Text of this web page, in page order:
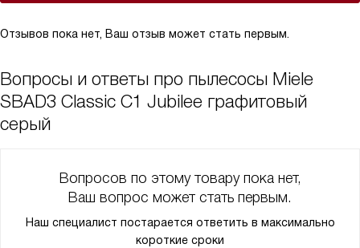
Отзывов пока нет, Ваш отзыв может стать первым.
Вопросы и ответы про пылесосы Miele
SBAD3 Classic C1 Jubilee графитовый
серый
Вопросов по этому товару пока нет,
Ваш вопрос может стать первым.
Наш специалист постарается ответить в максимально
короткие сроки